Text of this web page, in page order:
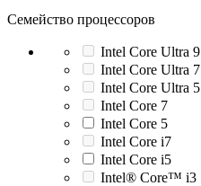
Семейство процессоров
Intel Core Ultra 9
Intel Core Ultra 7
Intel Core Ultra 5
Intel Core 7
Intel Core 5
Intel Core i7
Intel Core i5
Intel® Core™ i3